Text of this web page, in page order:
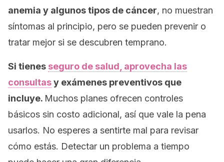
anemia y algunos tipos de cáncer, no muestran
síntomas al principio, pero se pueden prevenir o
tratar mejor si se descubren temprano.
Si tienes seguro de salud, aprovecha las
consultasy exámenes preventivos que
incluye. Muchos planes ofrecen controles
básicos sin costo adicional, así que vale la pena
usarlos. No esperes a sentirte mal para revisar
cómo estás. Detectar un problema a tiempo